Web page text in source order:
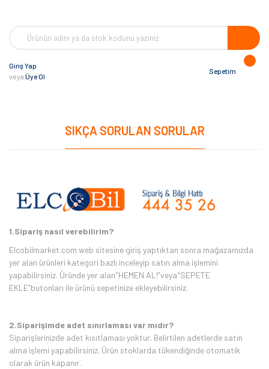
Giriş Yap
veya Üye Ol
Sepetim
SIKÇA SORULAN SORULAR
1.Sipariş nasıl verebilirim?
Elcobilmarket.com web sitesine giriş yaptıktan sonra mağazamızda
yer alan ürünleri kategori bazlı inceleyip satın alma işlemini
yapabilirsiniz. Üründe yer alan"HEMEN AL!”veya"SEPETE
EKLE”butonları ile ürünü sepetinize ekleyebilirsiniz.
2.Siparişimde adet sınırlaması var mıdır?
Siparişlerinizde adet kısıtlaması yoktur. Belirtilen adetlerde satın
alma işlemi yapabilirsiniz. Ürün stoklarda tükendiğinde otomatik
olarak ürün kapanır.